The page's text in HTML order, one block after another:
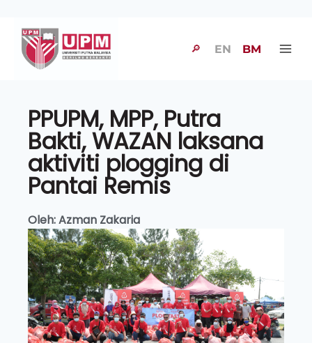
🔎 EN BM
PPUPM, MPP, Putra
Bakti, WAZAN laksana
aktiviti plogging di
Pantai Remis
Oleh: Azman Zakaria